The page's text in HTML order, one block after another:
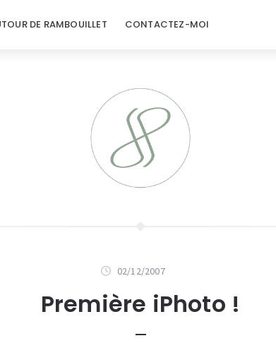
DE RAMBOUILLET CONTACTEZ-MOI
02/12/2007
Première iPhoto !